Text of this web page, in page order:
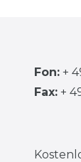
Fon: +
Fax: +